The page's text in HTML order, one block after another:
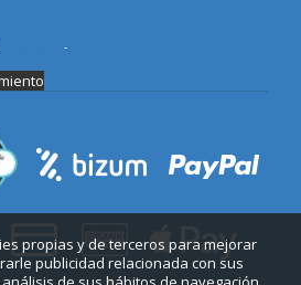
propias y de terceros para mejorar
publicidad relacionada con sus
-